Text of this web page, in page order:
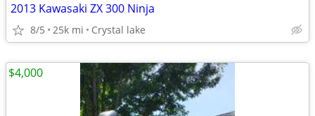
2013 Kawasaki ZX 300 Ninja
8/5 25k mi Crystal lake
$4,000